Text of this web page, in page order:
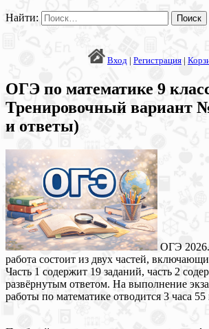
Найти:
Вход | Регистрация |
ОГЭ по математике 9
Тренировочный вариант
и ответы)
ОГЭ
работа состоит из двух частей,
Часть 1 содержит 19 заданий, часть 2
развёрнутым ответом. На выполнение
работы по математике отводится 3 часа